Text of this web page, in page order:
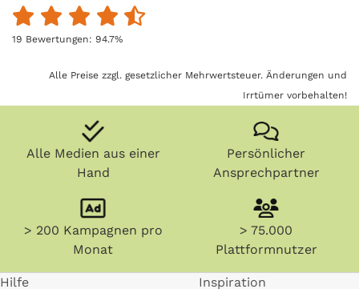
19 Bewertungen: 94.7%
Alle Preise zzgl. gesetzlicher Mehrwertsteuer. Änderungen und
Irrtümer vorbehalten!
Alle Medien aus einer
Hand
Persönlicher
Ansprechpartner
> 200 Kampagnen pro
Monat
> 75.000
Plattformnutzer
Hilfe
Inspiration